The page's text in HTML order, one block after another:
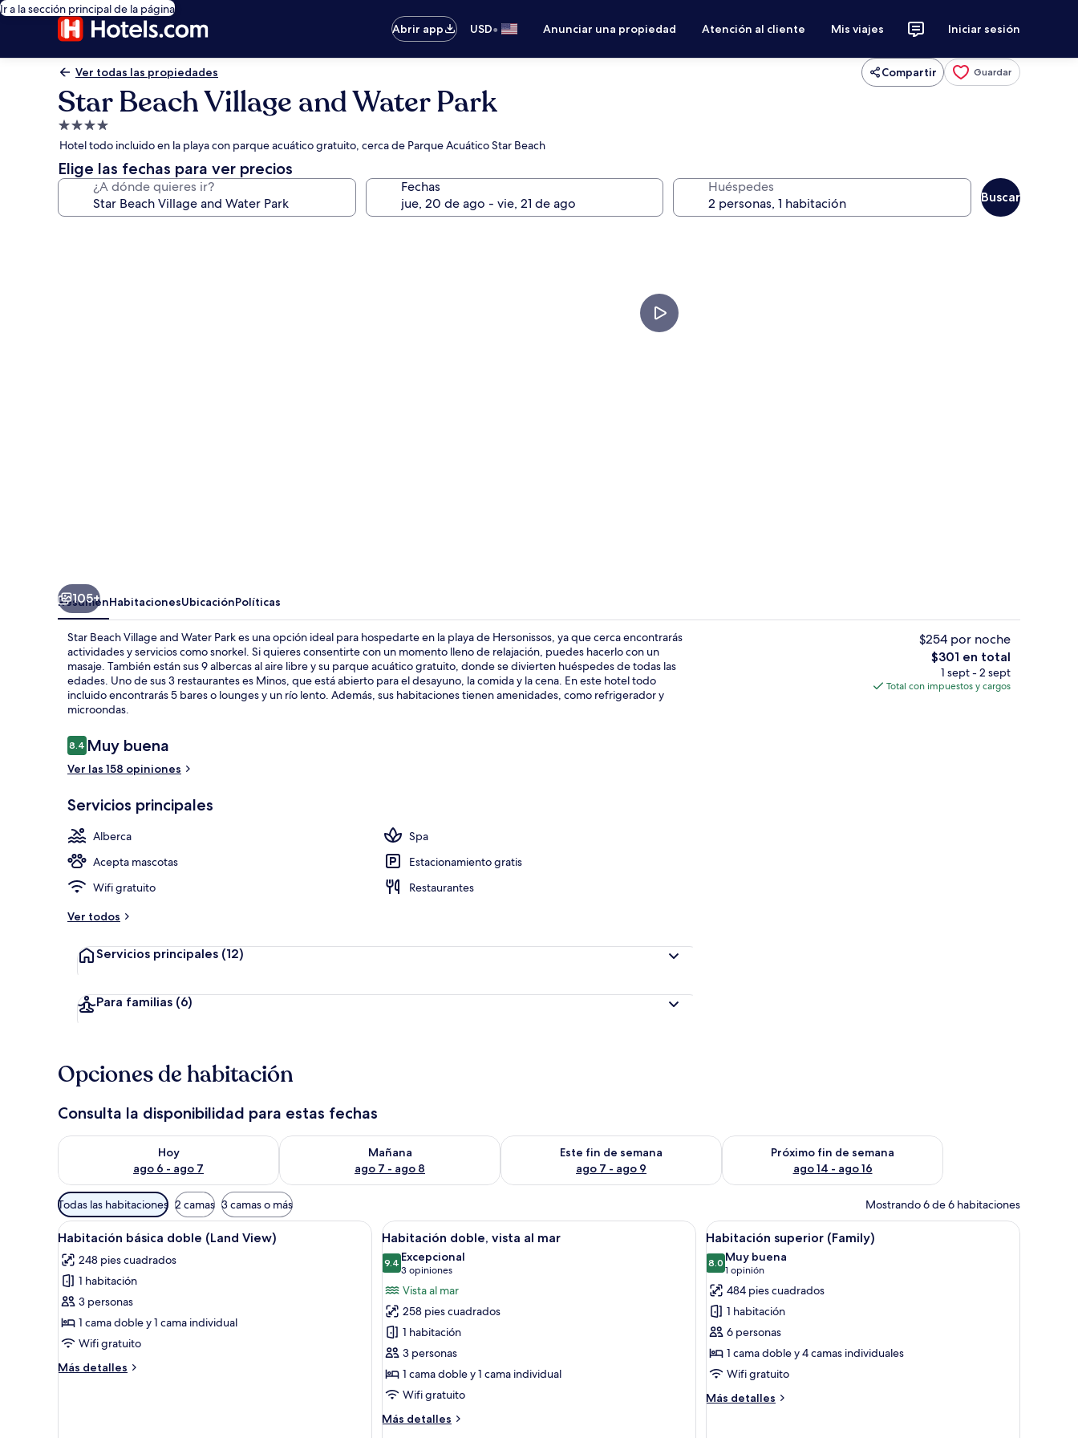
Ir a la sección principal de la página
Abrir app
USD• Anunciar una propiedad Atención al cliente Mis viajes Iniciar sesión
Ver todas las propiedades Compartir Guardar
Star Beach Village and Water Park
Propiedad
de
4.0
estrellas
Hotel todo incluido en la playa con parque acuático gratuito, cerca de Parque Acuático Star Beach
Elige las fechas para ver precios
¿A dónde quieres ir? Fechas Huéspedes
Buscar
105+
ResumenHabitacionesUbicaciónPolíticas
Star Beach Village and Water Park es una opción ideal para hospedarte en la playa de Hersonissos, ya que cerca encontrarás
actividades y servicios como snorkel. Si quieres consentirte con un momento lleno de relajación, puedes hacerlo con un
masaje. También están sus 9 albercas al aire libre y su parque acuático gratuito, donde se divierten huéspedes de todas las
edades. Uno de sus 3 restaurantes es Minos, que está abierto para el desayuno, la comida y la cena. En este hotel todo
incluido encontrarás 5 bares o lounges y un río lento. Además, sus habitaciones tienen amenidades, como refrigerador y
microondas.
Opiniones
8.48.4 de 10,
Muy buena
Ver las 158 opiniones
Servicios principales
Alberca
Spa
Acepta mascotas
Estacionamiento gratis
Wifi gratuito
Restaurantes
Ver todos
Servicios principales (12)
Para familias (6)
$254 por noche
El
precio
total
$301 en total
1 sept - 2 sept
Total con impuestos y cargos
Opciones de habitación
Consulta la disponibilidad para estas fechas
Hoy
ago 6 - ago 7
Consulta la disponibilidad para hoy ago 6 - ago 7
Mañana
ago 7 - ago 8
Consulta la disponibilidad para mañana ago 7 - ago 8
Este fin de semana
ago 7 - ago 9
Consulta la disponibilidad para este fin de semana ago 7 - ago 9
Próximo fin de semana
ago 14 - ago 16
Consulta la disponibilidad para el próximo fin de semana ago
Filtros
disponibles
para
las
habitaciones
Todas las habitaciones 2 camas 3 camas o más Mostrando 6 de 6 habitaciones
Abrir
todas
las
fotos
de
Habitación
básica
(Land
Caja de seguridad en la habitación, cortinas blackout y wifi gratis
5
Habitación básica doble (Land View)
248 pies cuadrados
1 habitación
3 personas
1 cama doble y 1 cama individual
Wifi gratuito
Más detalles
Más
Abrir
todas
las
fotos
de
Habitación
doble,
vista
al
mar
Habitación de hotel con cama, mesitas de noche, una silla, una pequeña mesa y vistas al mar.
4
Habitación doble, vista al mar
9.49.4 de 10
Excepcional
3 opiniones
(3
opiniones)
Vista al mar
258 pies cuadrados
1 habitación
3 personas
1 cama doble y 1 cama individual
Wifi gratuito
Más detalles
Más
Abrir
todas
las
fotos
de
Habitación
superior
(Family)
Un baño moderno con un lavamanos
1
Habitación superior (Family)
8.08.0 de 10
Muy buena
1 opinión
(1
opinión)
484 pies cuadrados
1 habitación
6 personas
1 cama doble y 4 camas individuales
Wifi gratuito
Más detalles
Más